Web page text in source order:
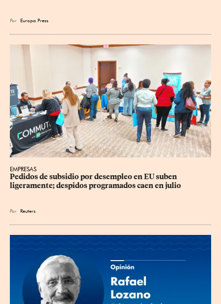
Por Europa Press
EMPRESAS
Pedidos de subsidio por desempleo en EU suben
ligeramente; despidos programados caen en julio
Por Reuters